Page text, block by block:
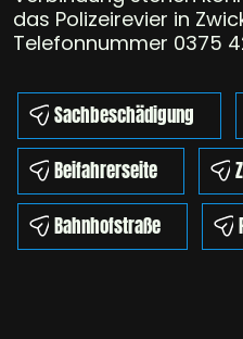
das Polizeirevier in
Telefonnummer 0375
Sachbeschädigung
Beifahrerseite
Bahnhofstraße